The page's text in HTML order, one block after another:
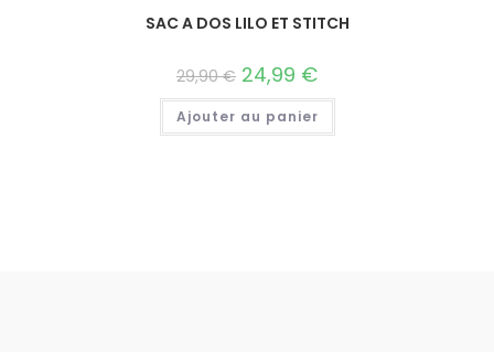
SAC A DOS LILO ET STITCH
29,90€ 24,99 €
Ajouter au panier